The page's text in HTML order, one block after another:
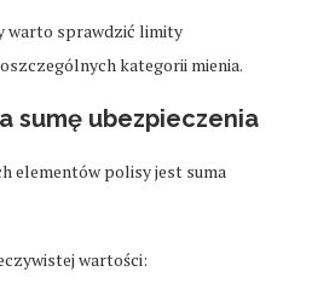
warto sprawdzić limity
kategorii mienia.
sumę ubezpieczenia
elementów polisy jest suma
wartości: